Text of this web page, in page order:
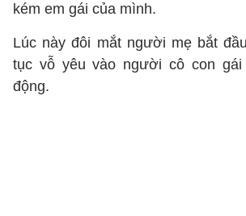
kém em gái của mình.
Lúc này đôi mắt người mẹ bắt
tục vỗ yêu vào người cô con
động.